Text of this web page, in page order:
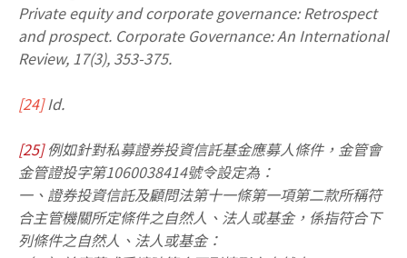
Private equity and corporate governance: Retrospect
and prospect. Corporate Governance: An International
Review, 17(3), 353-375.
[24]Id.
[25] 例如針對私募證券投資信託基金應募人條件，金管會
金管證投字第1060038414號令設定為：
一、證券投資信託及顧問法第十一條第一項第二款所稱符
合主管機關所定條件之自然人、法人或基金，係指符合下
列條件之自然人、法人或基金：